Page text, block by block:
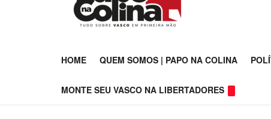
HOME QUEM SOMOS | PAPO NA COLINA
MONTE SEU VASCO NA LIBERTADORES